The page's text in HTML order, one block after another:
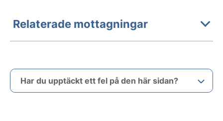
Relaterade mottagningar
Har du upptäckt ett fel på den här sidan?